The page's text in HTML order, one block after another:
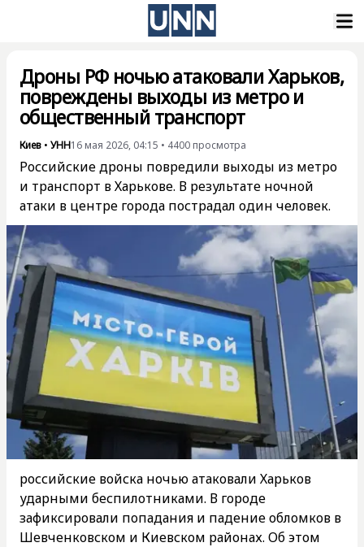
Дроны РФ ночью атаковали Харьков,
повреждены выходы из метро и
общественный транспорт
Киев • УНН16 мая 2026, 04:15 • 4400 просмотра
Российские дроны повредили выходы из метро
и транспорт в Харькове. В результате ночной
атаки в центре города пострадал один человек.
российские войска ночью атаковали Харьков
ударными беспилотниками. В городе
зафиксировали попадания и падение обломков в
Шевченковском и Киевском районах. Об этом